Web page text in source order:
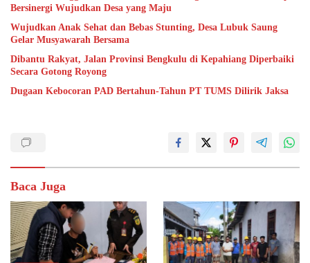
Bersinergi Wujudkan Desa yang Maju
Wujudkan Anak Sehat dan Bebas Stunting, Desa Lubuk Saung
Gelar Musyawarah Bersama
Dibantu Rakyat, Jalan Provinsi Bengkulu di Kepahiang Diperbaiki
Secara Gotong Royong
Dugaan Kebocoran PAD Bertahun-Tahun PT TUMS Dilirik Jaksa
Baca Juga